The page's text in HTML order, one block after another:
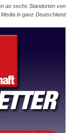
an sechs Standorten von
in ganz Deutschland